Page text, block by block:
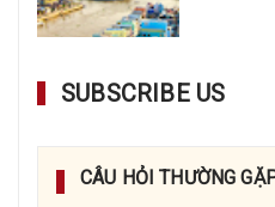
SUBSCRIBE US
CÂU HỎI THƯỜNG